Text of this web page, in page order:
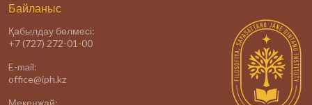
Байланыс
Қабылдау бөлмесі:
+7 (727) 272-01-00
E-mail:
office@iph.kz
Мекенжай: